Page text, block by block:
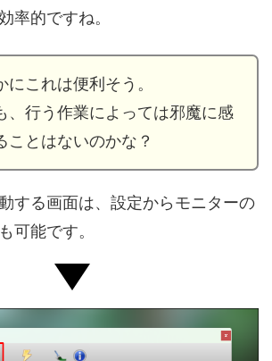
率的ですね。
にこれは便利そう。
、行う作業によっては邪魔に感
ことはないのかな？
する画面は、設定からモニターの
可能です。